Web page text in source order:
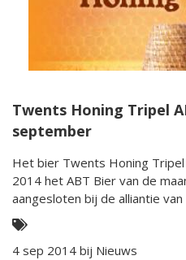
Twents Honing Tripel
september
Het bier Twents Honing
2014 het ABT Bier van de
aangesloten bij de alliantie
4 sep 2014 bij Nieuws